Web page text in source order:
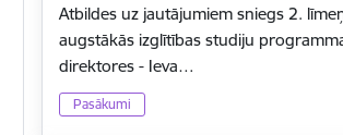
Atbildes uz jautājumiem sniegs 2.
augstākās izglītības studiju
direktores - Ieva…
Pasākumi